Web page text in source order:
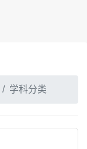
学科分类